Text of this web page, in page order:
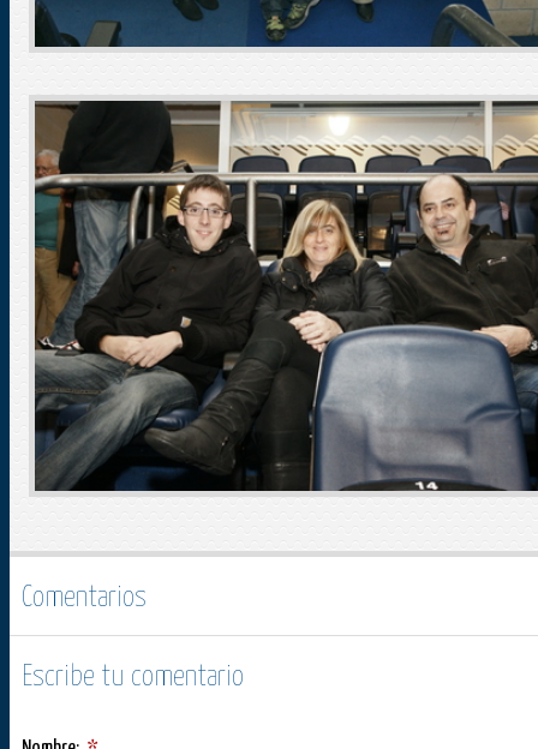
Comentarios
Escribe tu comentario